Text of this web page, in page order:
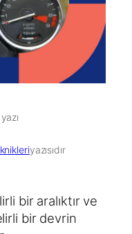
yazısıdır
bir aralıktır ve
bir devrin